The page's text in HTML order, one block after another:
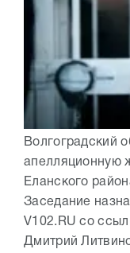
Волгоградский
апелляционную
Еланского
Заседание
V102.RU со
Дмитрий